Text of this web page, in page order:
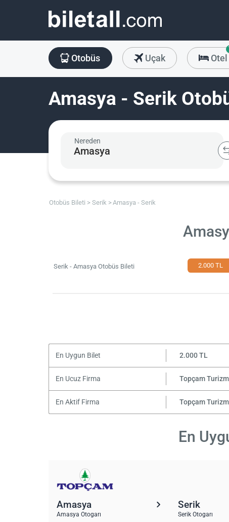
Otobüs Uçak Otel
Amasya - Serik
Nereden
Otobüs Bileti Serik Amasya - Serik
Serik - Amasya Otobüs Bileti 2.000 TL
En Uygun Bilet 2.000 TL
En Ucuz Firma Topçam Turizm
En Aktif Firma Topçam Turizm
En
Amasya
Amasya Otogarı
Serik
Serik Otogarı